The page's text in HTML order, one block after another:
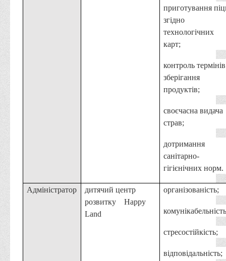
приготування
згідно
технологічних
карт;
контроль термінів
зберігання
продуктів;
своєчасна видача
страв;
дотримання
санітарно-
гігієнічних норм.
Адміністратор
дитячий центр
розвитку
Happy
Land
організованість;
стресостійкість;
відповідальність;